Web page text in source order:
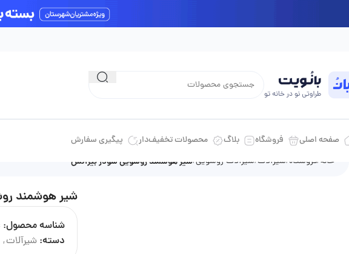
صفحه اصلی فروشگاه بلاگ محصولات تخفیف‌دار پیگیری سفارش
خانه فروشگاه شیرآلات شیرآلات روشویی شیر هوشمند روشویی شودر بیزانس
شیر هوشمند
شناسه محصول:
دسته: شیرآلات,